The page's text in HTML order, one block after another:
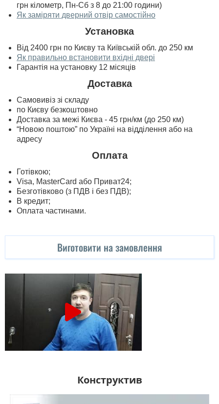
грн кілометр, Пн-Сб з 8 до 21:00 години)
Як заміряти дверний отвір самостійно
Установка
Від 2400 грн по Києву та Київській обл. до 250 км
Як правильно встановити вхідні двері
Гарантія на установку 12 місяців
Доставка
Самовивіз зі складу
по Києву безкоштовно
Доставка за межі Києва - 45 грн/км (до 250 км)
“Новою поштою” по Україні на відділення або на
адресу
Оплата
Готівкою;
Visa, MasterСard або Приват24;
Безготівково (з ПДВ і без ПДВ);
В кредит;
Оплата частинами.
Виготовити на замовлення
Конструктив